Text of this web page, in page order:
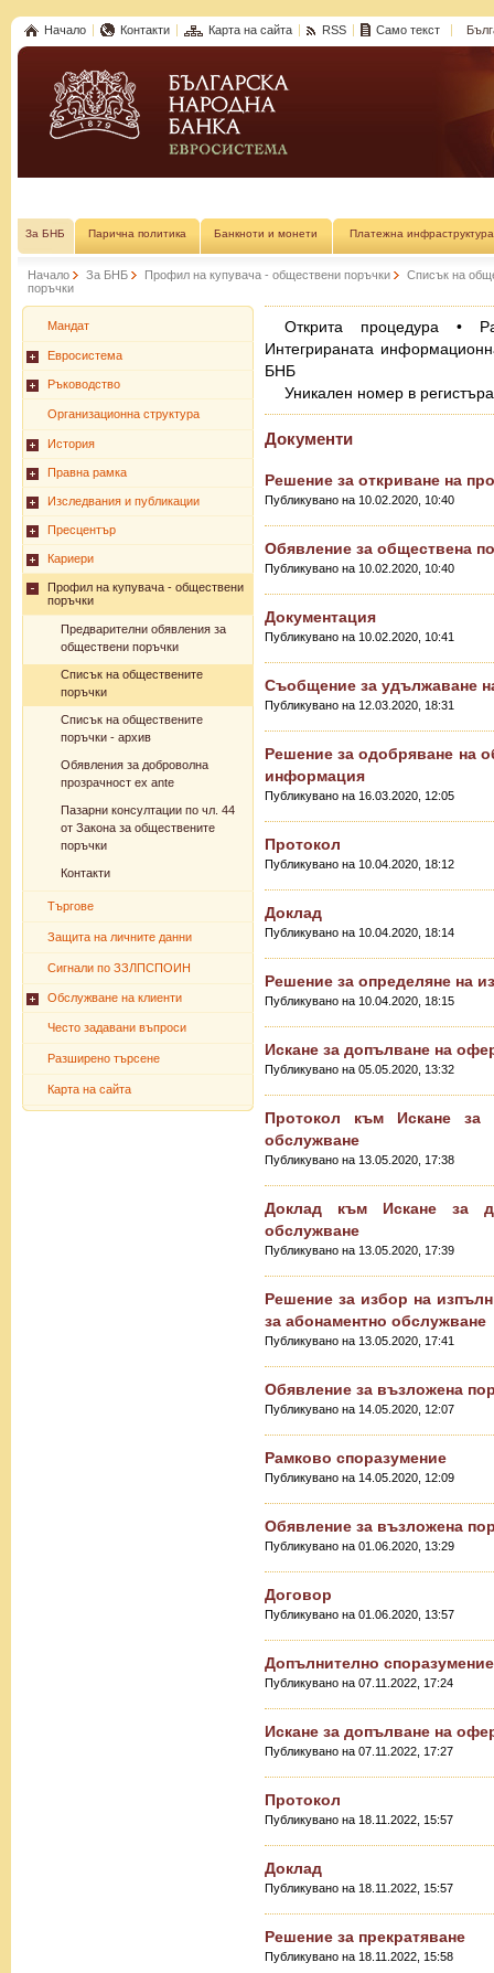
Начало Контакти Карта на сайта RSS Само текст
За БНБ Парична политика Банкноти и монети Платежна инфраструктура
Начало За БНБ Профил на купувача - обществени поръчки
Списък на
поръчки
Мандат
Евросистема
Ръководство
Организационна структура
История
Правна рамка
Изследвания и публикации
Пресцентър
Кариери
Профил на купувача - обществени
поръчки
Предварителни обявления за
обществени поръчки
Списък на обществените
поръчки
Списък на обществените
поръчки - архив
Обявления за доброволна
прозрачност ex ante
Пазарни консултации по чл. 44
от Закона за обществените
поръчки
Контакти
Търгове
Защита на личните данни
Сигнали по ЗЗЛПСПОИН
Обслужване на клиенти
Често задавани въпроси
Разширено търсене
Карта на сайта
Открита процедура •
Интегрираната
БНБ
Уникален номер в
Документи
Решение за откриване на
Публикувано на 10.02.2020, 10:40
Обявление за обществена
Публикувано на 10.02.2020, 10:40
Документация
Публикувано на 10.02.2020, 10:41
Съобщение за удължаване
Публикувано на 12.03.2020, 18:31
Решение за одобряване на
информация
Публикувано на 16.03.2020, 12:05
Протокол
Публикувано на 10.04.2020, 18:12
Доклад
Публикувано на 10.04.2020, 18:14
Решение за определяне на
Публикувано на 10.04.2020, 18:15
Искане за допълване на
Публикувано на 05.05.2020, 13:32
Протокол към Искане за
обслужване
Публикувано на 13.05.2020, 17:38
Доклад към Искане за
обслужване
Публикувано на 13.05.2020, 17:39
Решение за избор на
за абонаментно обслужване
Публикувано на 13.05.2020, 17:41
Обявление за възложена
Публикувано на 14.05.2020, 12:07
Рамково споразумение
Публикувано на 14.05.2020, 12:09
Обявление за възложена
Публикувано на 01.06.2020, 13:29
Договор
Публикувано на 01.06.2020, 13:57
Допълнително споразумение
Публикувано на 07.11.2022, 17:24
Искане за допълване на
Публикувано на 07.11.2022, 17:27
Протокол
Публикувано на 18.11.2022, 15:57
Доклад
Публикувано на 18.11.2022, 15:57
Решение за прекратяване
Публикувано на 18.11.2022, 15:58